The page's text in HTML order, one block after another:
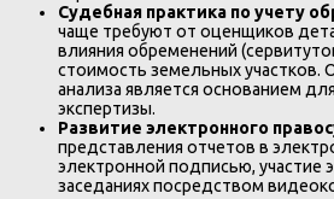
Судебная практика по учету
чаще требуют от оценщиков
влияния обременений
стоимость земельных участков.
анализа является основанием
экспертизы.
Развитие электронного
представления отчетов в
электронной подписью, участие
заседаниях посредством